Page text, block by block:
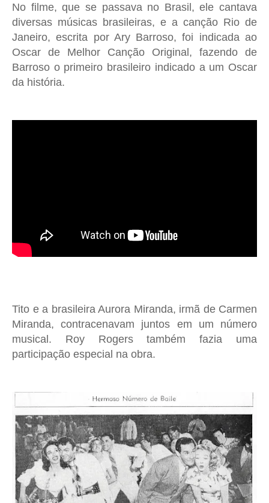
No filme, que se passava no Brasil, ele cantava
diversas músicas brasileiras, e a canção Rio de
Janeiro, escrita por Ary Barroso, foi indicada ao
Oscar de Melhor Canção Original, fazendo de
Barroso o primeiro brasileiro indicado a um Oscar
da história.
Tito e a brasileira Aurora Miranda, irmã de Carmen
Miranda, contracenavam juntos em um número
musical. Roy Rogers também fazia uma
participação especial na obra.